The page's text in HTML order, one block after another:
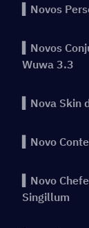
▍Novos
▍Novos
Wuwa 3.3
▍Nova Skin
▍Novo
▍Novo
Singillum